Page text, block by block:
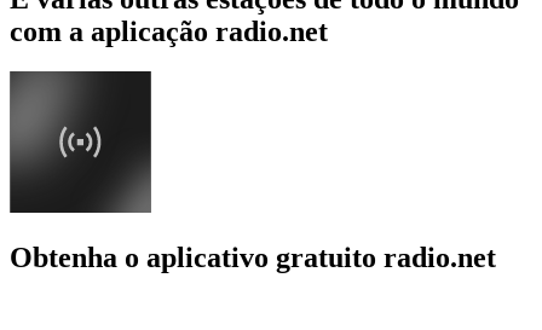
com a aplicação radio.net
Obtenha o aplicativo gratuito radio.net